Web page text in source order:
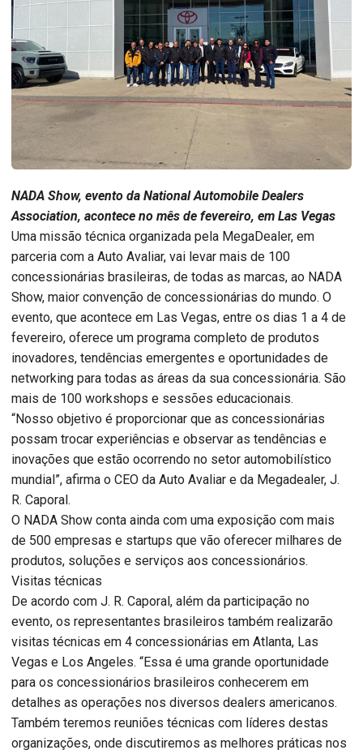
NADA Show, evento da National Automobile Dealers
Association, acontece no mês de fevereiro, em Las Vegas
Uma missão técnica organizada pela MegaDealer, em
parceria com a Auto Avaliar, vai levar mais de 100
concessionárias brasileiras, de todas as marcas, ao NADA
Show, maior convenção de concessionárias do mundo. O
evento, que acontece em Las Vegas, entre os dias 1 a 4 de
fevereiro, oferece um programa completo de produtos
inovadores, tendências emergentes e oportunidades de
networking para todas as áreas da sua concessionária. São
mais de 100 workshops e sessões educacionais.
“Nosso objetivo é proporcionar que as concessionárias
possam trocar experiências e observar as tendências e
inovações que estão ocorrendo no setor automobilístico
mundial”, afirma o CEO da Auto Avaliar e da Megadealer, J.
R. Caporal.
O NADA Show conta ainda com uma exposição com mais
de 500 empresas e startups que vão oferecer milhares de
produtos, soluções e serviços aos concessionários.
Visitas técnicas
De acordo com J. R. Caporal, além da participação no
evento, os representantes brasileiros também realizarão
visitas técnicas em 4 concessionárias em Atlanta, Las
Vegas e Los Angeles. “Essa é uma grande oportunidade
para os concessionários brasileiros conhecerem em
detalhes as operações nos diversos dealers americanos.
Também teremos reuniões técnicas com líderes destas
organizações, onde discutiremos as melhores práticas nos